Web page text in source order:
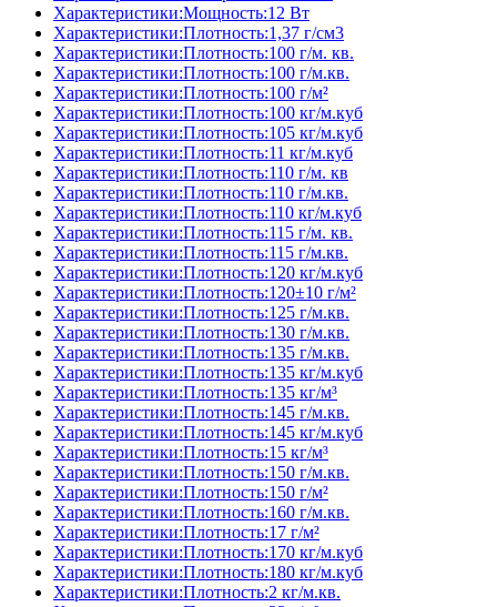
Характеристики:Мощность:12 Вт
Характеристики:Плотность:1,37 г/см3
Характеристики:Плотность:100 г/м. кв.
Характеристики:Плотность:100 г/м.кв.
Характеристики:Плотность:100 г/м²
Характеристики:Плотность:100 кг/м.куб
Характеристики:Плотность:105 кг/м.куб
Характеристики:Плотность:11 кг/м.куб
Характеристики:Плотность:110 г/м. кв
Характеристики:Плотность:110 г/м.кв.
Характеристики:Плотность:110 кг/м.куб
Характеристики:Плотность:115 г/м. кв.
Характеристики:Плотность:115 г/м.кв.
Характеристики:Плотность:120 кг/м.куб
Характеристики:Плотность:120±10 г/м²
Характеристики:Плотность:125 г/м.кв.
Характеристики:Плотность:130 г/м.кв.
Характеристики:Плотность:135 г/м.кв.
Характеристики:Плотность:135 кг/м.куб
Характеристики:Плотность:135 кг/м³
Характеристики:Плотность:145 г/м.кв.
Характеристики:Плотность:145 кг/м.куб
Характеристики:Плотность:15 кг/м³
Характеристики:Плотность:150 г/м.кв.
Характеристики:Плотность:150 г/м²
Характеристики:Плотность:160 г/м.кв.
Характеристики:Плотность:17 г/м²
Характеристики:Плотность:170 кг/м.куб
Характеристики:Плотность:180 кг/м.куб
Характеристики:Плотность:2 кг/м.кв.